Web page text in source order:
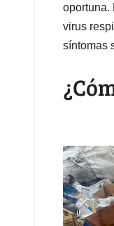
oportuna.
virus
síntomas